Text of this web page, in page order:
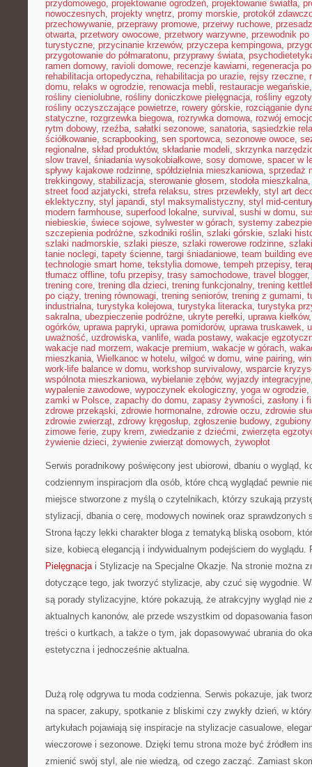
przydomowego, projektowanie ogrodzeń, projektowanie światła,
nowoczesnych, projekty wnętrz, promy morskie, protokół
przechowywanie, przeprawy promowe, przerwy ruchowe,
otwarta, przetwory owocowe, przetwory warzywne, przewodnik
turystyczne, przycinanie krzewów, przyczepa kempingowa,
przygotowanie do półmaratonu, przyprawy świata,
ramen domowy, ravioli domowe, recenzje kawiarni, regeneracja
rehabilitacja ortopedyczna, rehabilitacja po urazie, rejsy rzeczne,
domu, relaks w ogrodzie, renowacja mebli, restauracje wegańskie
rośliny cieniolubne, rośliny doniczkowe pielęgnacja, rośliny
rośliny oczyszczające powietrze, rowery górskie, rozciąganie
statyczne, rozgrzewka biegowa, rozrywka domowa, rozwój
rytm dobowy, rzeźba, sałatki sezonowe, sanatoria, sąsiedzkie
ściółkowanie, scrapbooking, sen sportowca, sezonowe owoce,
regionalne, skład produktów, składanie modeli, skrzynka
slow travel , śniadania wysokobiałkowe, sosy domowe, spacer w
spływy kajakowe rodzinne, spółdzielnia mieszkaniowa, sprzedaż
trekkingowy, stabilizacja, sterowanie głosem, stodoła mieszkalna
street food azjatycki, strefa relaksu, stres przewlekły, styl art
eklektyczny, styl japandi, styl maksymalistyczny, styl mid-century
modern farmhouse, superfood lokalne, survival , sushi w domu,
niebieskie, świece sojowe, sylwester w górach, systemy
szczepienia podróżne, szkodniki roślin, szlaki górskie, szlaki
szlaki nadmorskie, szlaki piesze, szlaki rowerowe rodzinne,
tanie noclegi, tapety ścienne, targi śniadaniowe, team building
technologie smart home, tekstylia domowe, tempeh przepisy,
tłumacz offline, tofu przepisy, trasy samochodowe, travel blogger,
trening core, trening dla dzieci, trening funkcjonalny, trening
po ciąży, trening równowagi, trening seniorów, trening z gumami,
industrialna, turystyka kolejowa, turystyka literacka, turystyka
sakralna, ubezpieczenie podróżne, ukryte perełki, uprawa kiełków
ogórków, uprawa papryki, uprawa pomidorów, uprawa truskawek,
uważność, uzdrowiska, vanlife, wada postawy, wakacje
wakacje nad morzem, wakacje premium, wakacje w górach,
mieszkania, Wielkanoc w hotelu, wilgoć w domu, wine pairing,
work-life balance w domu, workshop survivalowy, wsparcie
wspólnota mieszkaniowa, wybielanie zębów, wyjazdy integracyjne
wypalenie zawodowe, wypoczynek ekologiczny, yoga w ogrodzie,
zamki w Polsce, zapachy do domu, zapasy żywności, zasłony i
zdrowe przekąski, zdrowie hormonalne, zdrowie oczu, zdrowie
zdrowie zwierząt, zdrowy kręgosłup, zgłoszenie budowy,
zimowe ferie, zupy krem, zwiedzanie z dziećmi, zwierzęta
żywienie dzieci, żywienie zwierząt domowych, żywopłot
Serwis poradnikowy poświęcony jest ubiorowi, dbaniu o wygląd,
codziennym inspiracjom dla osób, które chcą wyglądać pewnie
miejsce stworzone z myślą o czytelnikach, którzy szukają
stylizacji, dbania o cerę, modowych nowinek oraz sprawdzonych
Strona łączy lekki charakter bloga z tematyką bliską osobom,
size, kobiecą elegancją i indywidualnym podejściem do wyglądu.
Pielęgnacjai Stylizacje na Specjalne Okazje. Na stronie można
dotyczące tego, jak tworzyć stylizacje, aby czuć się wygodnie.
są porady stylizacyjne, które pokazują, że atrakcyjny wygląd nie
aktualnych kanonów, ale przede wszystkim od dopasowania
treści o kurtkach, a także o tym, jak dopasowywać ubrania do
estetyczna i jednocześnie aktualna.
Dużą rolę odgrywa tu moda codzienna. Serwis pokazuje, jak
na spacer, zakupy, spotkanie z bliskimi czy zwykły dzień, w
artykułach pojawiają się inspiracje na stylizacje casualowe,
wieczorowe i sezonowe. Dzięki temu strona może być źródłem
zmienić swój styl, ale nie wiedzą, od czego zacząć. Zamiast